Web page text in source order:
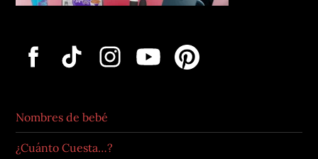
Nombres de bebé
¿Cuánto Cuesta…?